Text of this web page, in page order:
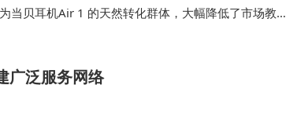
当贝耳机Air 1 的天然转化群体，大幅降低了市场教育
“AI+软件…
广泛服务网络